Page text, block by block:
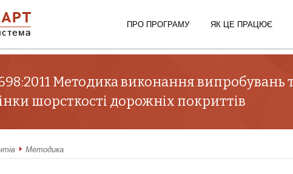
ПРО ПРОГРАМУ ЯК ЦЕ ПРАЦЮЄ
Методика виконання
шорсткості дорожніх покриттів
Методика